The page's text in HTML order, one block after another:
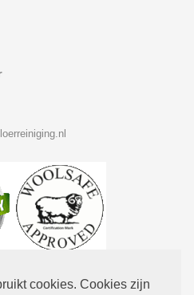
cookies. Cookies zijn